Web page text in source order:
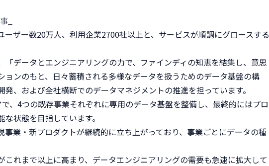
_
ーザー数20万人、利用企業2700社以上と、サービスが順調にグロースする
「データとエンジニアリングの力で、ファインディの知恵を結集し、意思
ョンのもと、日々蓄積される多様なデータを扱うためのデータ基盤の構
、および全社横断でのデータマネジメントの推進を担っています。
、4つの既存事業それぞれに専用のデータ基盤を整備し、最終的にはプロ
状態を目指しています。
事業・新プロダクトが継続的に立ち上がっており、事業ごとにデータの種
これまで以上に高まり、データエンジニアリングの需要も急速に拡大して